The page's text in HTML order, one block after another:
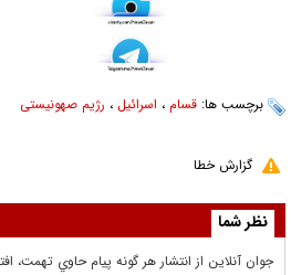
برچسب ها: قسام ، اسرائیل ، رژیم صهونیستی
گزارش خطا
نظر شما
جوان آنلاين از انتشار هر گونه پيام حاوي تهمت،